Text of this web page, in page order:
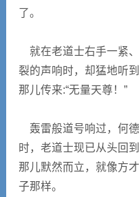
了。
就在老道士右手一紧
裂的声响时，却猛地听
那儿传来:“无量天尊！”
轰雷般道号响过，何
时，老道士现已从头回
那儿默然而立，就像方
子那样。